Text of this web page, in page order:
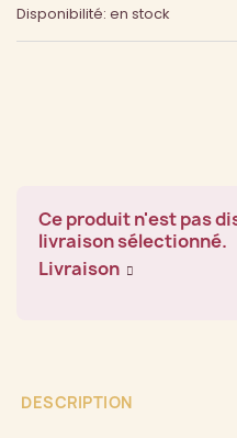
Disponibilité: en stock
Ce produit n'est pas
livraison sélectionné.
Livraison
DESCRIPTION